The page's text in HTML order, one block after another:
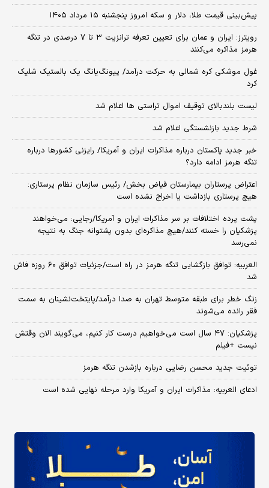
پیش‌بینی قیمت طلا، دلار و سکه امروز پنجشنبه ۱۵ مرداد ۱۴۰۵
رویترز: ایران و عمان برای تعیین تعرفه ترانزیت ۳ تا ۷ درصدی در تنگه
هرمز مذاکره می‌کنند
غول موشکی کره شمالی به حرکت درآمد/ پیونگ‌یانگ یک بالستیک شلیک
کرد
لیست بلندبالای توقیف اموال تراستی ها اعلام شد
شرط جدید بازنشستگی اعلام شد
خبر جدید پاکستان درباره مذاکرات ایران و آمریکا/ رایزنی کشورها درباره
تنگه هرمز ادامه دارد؟
اعتراض پرستاران بیمارستان فیاض بخش/ رئیس سازمان نظام پرستاری:
هیچ پرستاری بازداشت یا اخراج نشده است
پشت پرده اختلافات بر سر مذاکرات ایران و آمریکا/رجایی: می‌خواهند
پزشکیان را خسته کنند/هیچ مذاکره‌ای بدون پشتوانه جنگ به نتیجه
نمی‌رسد
العربیه: توافق بازگشایی تنگه هرمز در راه است/جزئیات توافق ۶۰ روزه فاش
شد
زنگ خطر برای طبقه متوسط تهران به صدا درآمد/پایتخت‌نشینان به سمت
فقر رانده می‌شوند
پزشکیان: ۴۷ سال است می‌خواهیم درست کار کنیم، می‌گویند الان وقتش
نیست +فیلم
توئیت جدید محسن رضایی درباره بازشدن تنگه هرمز
ادعای العربیه: مذاکرات ایران و آمریکا وارد مرحله نهایی شده است